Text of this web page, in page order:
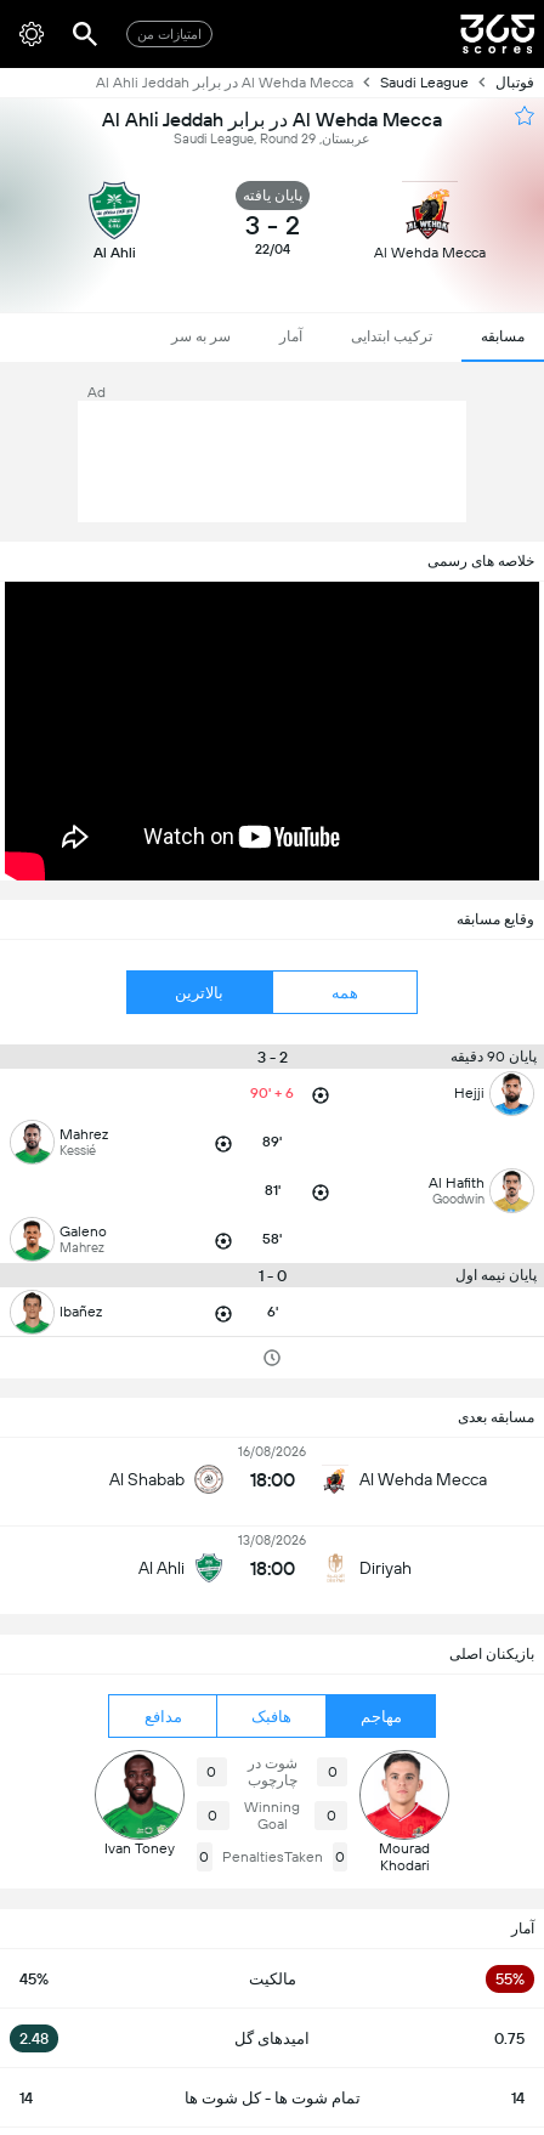
امتیازات من
فوتبال Saudi League Al Wehda Mecca در برابر Al Ahli Jeddah
Al Wehda Mecca در برابر Al Ahli Jeddah
عربستان, Saudi League, Round 29
Al Wehda Mecca
پایان یافته
2
-
3
22/04
Al Ahli
مسابقه ترکیب ابتدایی آمار سر به سر
Ad
خلاصه های رسمی
وقایع مسابقه
همه بالاترین
پایان 90 دقیقه 2 - 3
Hejji
90' + 6
89'
Mahrez
Kessié
Al Hafith
Goodwin
81'
58'
Galeno
Mahrez
پایان نیمه اول 0 - 1
6'
Ibañez
مسابقه بعدی
Al Wehda Mecca
16/08/2026
18:00
Al Shabab
Diriyah
13/08/2026
18:00
Al Ahli
بازیکنان اصلی
مهاجم هافبک مدافع
Mourad
Khodari
0
شوت در
چارچوب
0
0
Winning
Goal
0
0
PenaltiesTaken
0
Ivan Toney
آمار
55% مالکیت 45%
0.75 امیدهای گل 2.48
14 تمام شوت ها - کل شوت ها 14